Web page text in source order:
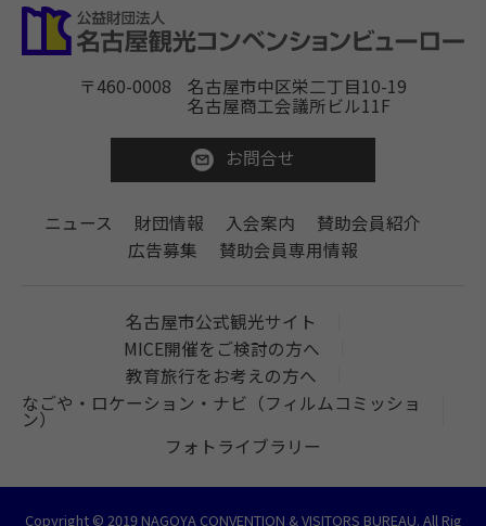
〒460-0008 名古屋市中区栄二丁目10-19
名古屋商工会議所ビル11F
お問合せ
ニュース 財団情報 入会案内
賛助会員紹介
広告募集
賛助会員専用情報
名古屋市公式観光サイト
MICE開催をご検討の方へ
教育旅行をお考えの方へ
なごや・ロケーション・ナビ（フィルムコミッショ
ン）
フォトライブラリー
Copyright © 2019 NAGOYA CONVENTION & VISITORS BUREAU. All Rig